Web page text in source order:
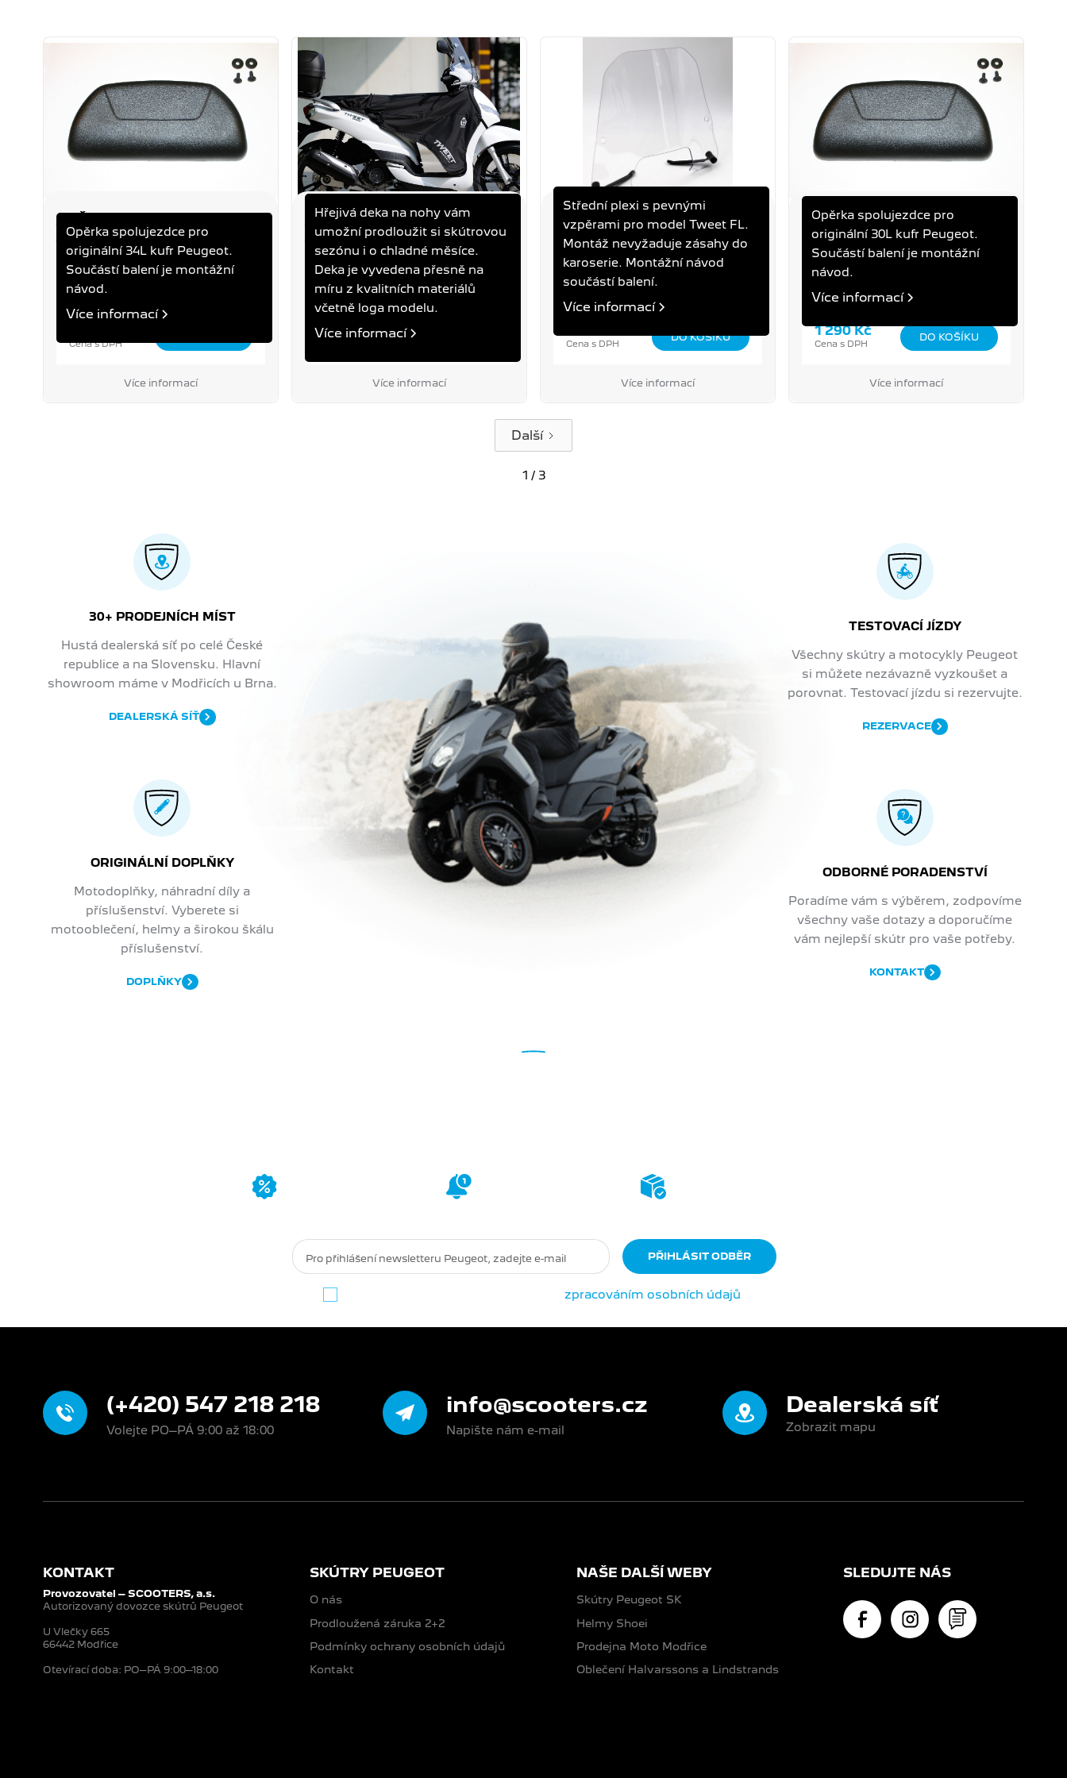
OPĚRKA PRO 34L KUFR
COPY
TWEET, KISBEE, STREETZONE
Opěrka spolujezdce pro
originální 34L kufr Peugeot.
Součástí balení je montážní
návod.
Více informací
Cena s DPH
Více informací
DEKA NA NOHY TWEET /
KISBEE M
TWEET
Hřejivá deka na nohy vám
umožní prodloužit si skútrovou
sezónu i o chladné měsíce.
Deka je vyvedena přesně na
míru z kvalitních materiálů
včetně loga modelu.
Více informací
3 590 Kč
Více informací
PLEXI TWEET FL MEDIUM
TWEET
Střední plexi s pevnými
vzpěrami pro model Tweet FL.
Montáž nevyžaduje zásahy do
karoserie. Montážní návod
součástí balení.
Více informací
Cena s DPH
Více informací
OPĚRKA PRO 30L KUFR
TWEET, KISBEE, STREETZONE
Opěrka spolujezdce pro
originální 30L kufr Peugeot.
Součástí balení je montážní
návod.
Více informací
1 290 Kč
Cena s DPH
Více informací
Další
1 / 3
30+ PRODEJNÍCH MÍST
Hustá dealerská síť po celé České
republice a na Slovensku. Hlavní
showroom máme v Modřicích u Brna.
DEALERSKÁ SÍŤ
ORIGINÁLNÍ DOPLŇKY
Motodoplňky, náhradní díly a
příslušenství. Vyberete si
motooblečení, helmy a širokou škálu
příslušenství.
DOPLŇKY
TESTOVACÍ JÍZDY
Všechny skútry a motocykly Peugeot
si můžete nezávazně vyzkoušet a
porovnat. Testovací jízdu si rezervujte.
REZERVACE
ODBORNÉ PORADENSTVÍ
Poradíme vám s výběrem, zodpovíme
všechny vaše dotazy a doporučíme
vám nejlepší skútr pro vaše potřeby.
KONTAKT
zpracováním osobních údajů
(+420) 547 218 218
Volejte PO–PÁ 9:00 až 18:00
info@scooters.cz
Napište nám e-mail
Dealerská síť
Zobrazit mapu
KONTAKT
Provozovatel – SCOOTERS, a.s.
Autorizovaný dovozce skútrů Peugeot
U Vlečky 665
66442 Modřice
Otevírací doba: PO–PÁ 9:00–18:00
SKÚTRY PEUGEOT
O nás
Prodloužená záruka 2+2
Podmínky ochrany osobních údajů
Kontakt
NAŠE DALŠÍ WEBY
Skútry Peugeot SK
Helmy Shoei
Prodejna Moto Modřice
Oblečení Halvarssons a Lindstrands
SLEDUJTE NÁS